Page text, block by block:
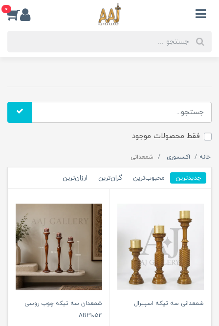
0
فقط محصولات موجود
خانه اکسسوری شمعدانی
جدیدترین محبوب‌ترین گران‌ترین ارزان‌ترین
شمعدانی سه تیکه اسپیرال
شمعدان سه تیکه چوب روسی
AB21054